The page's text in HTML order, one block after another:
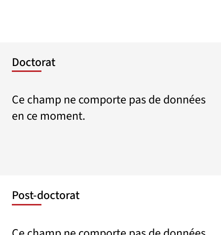
Doctorat
Ce champ ne comporte pas de données
en ce moment.
Post-doctorat